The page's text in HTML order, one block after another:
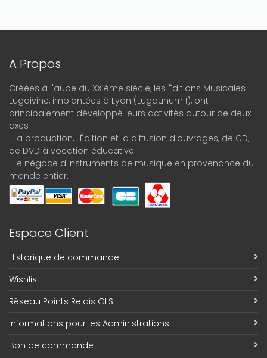
A Propos
Créées à l'aube du XXIème siècle, les Éditions Musicales
Lugdivine, implantées à Lyon (Lugdunum !), ont
principalement développé leurs activités autour de deux
axes :
-La production, l'Édition et la diffusion d'ouvrages, de CD,
de DVD à vocation éducative
-Le négoce d'instruments de musique en provenance du
monde entier.
Espace Client
Historique de commande
Wishlist
Réseau Points Relais GLS
Informations pour les Administrations
Bon de commande